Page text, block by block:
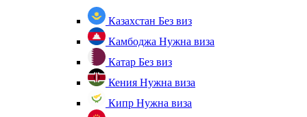
Казахстан Без виз
Камбоджа Нужна виза
Катар Без виз
Кения Нужна виза
Кипр Нужна виза